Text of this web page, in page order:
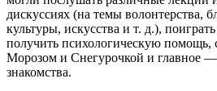
дискуссиях (на темы волонтерства,
культуры, искусства и т. д.),
получить психологическую помощь,
Морозом и Снегурочкой и главное —
знакомства.